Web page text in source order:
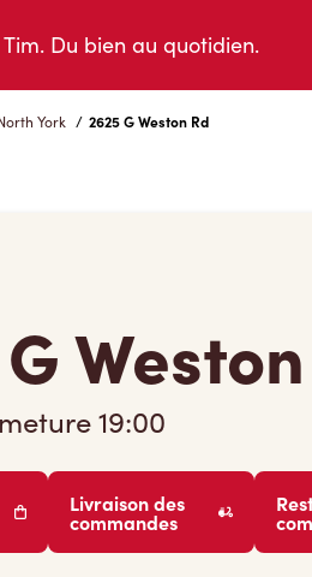
Tim. Du bien au quotidien.
York / 2625 G Weston Rd
19:00
Livraison des
commandes